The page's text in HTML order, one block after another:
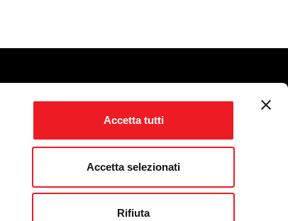
Accetta tutti
Accetta selezionati
Rifiuta